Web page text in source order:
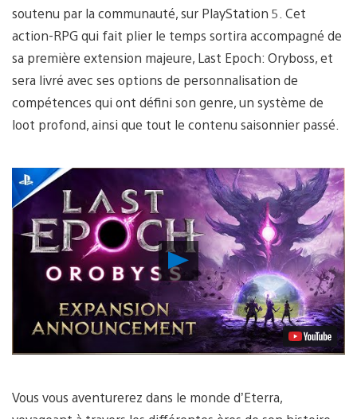
soutenu par la communauté, sur PlayStation 5. Cet
action-RPG qui fait plier le temps sortira accompagné de
sa première extension majeure, Last Epoch: Oryboss, et
sera livré avec ses options de personnalisation de
compétences qui ont défini son genre, un système de
loot profond, ainsi que tout le contenu saisonnier passé.
Lancer
la
vidéo
Vous vous aventurerez dans le monde d’Eterra,